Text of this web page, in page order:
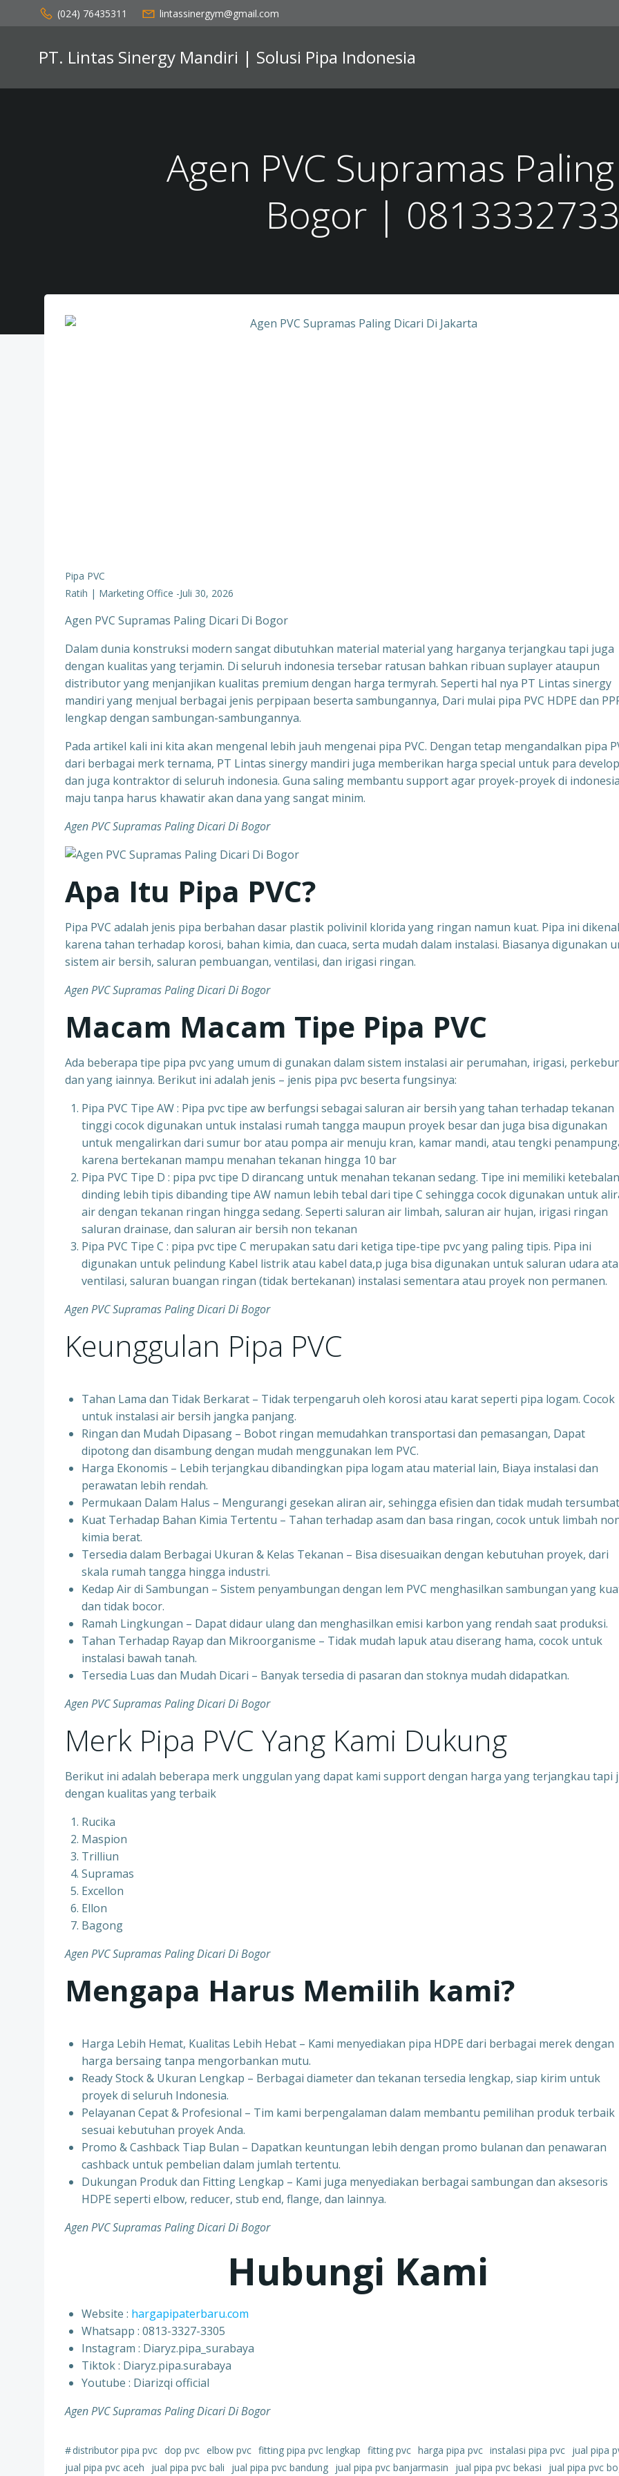
to
(024) 76435311 lintassinergym@gmail.com
PT. Lintas Sinergy Mandiri | Solusi Pipa Indonesia
Agen PVC Supramas
Bogor |
Pipa PVC
Ratih | Marketing Office -Juli 30, 2026
Agen PVC Supramas Paling Dicari Di Bogor
Dalam dunia konstruksi modern sangat dibutuhkan material material yang harganya terjangkau tapi juga
dengan kualitas yang terjamin. Di seluruh indonesia tersebar ratusan bahkan ribuan suplayer ataupun
distributor yang menjanjikan kualitas premium dengan harga termyrah. Seperti hal nya PT Lintas sinergy
mandiri yang menjual berbagai jenis perpipaan beserta sambungannya, Dari mulai pipa PVC HDPE dan
lengkap dengan sambungan-sambungannya.
Pada artikel kali ini kita akan mengenal lebih jauh mengenai pipa PVC. Dengan tetap mengandalkan pipa
dari berbagai merk ternama, PT Lintas sinergy mandiri juga memberikan harga special untuk para
dan juga kontraktor di seluruh indonesia. Guna saling membantu support agar proyek-proyek di
maju tanpa harus khawatir akan dana yang sangat minim.
Agen PVC Supramas Paling Dicari Di Bogor
Apa Itu Pipa PVC?
Pipa PVC adalah jenis pipa berbahan dasar plastik polivinil klorida yang ringan namun kuat. Pipa ini
karena tahan terhadap korosi, bahan kimia, dan cuaca, serta mudah dalam instalasi. Biasanya digunakan
sistem air bersih, saluran pembuangan, ventilasi, dan irigasi ringan.
Agen PVC Supramas Paling Dicari Di Bogor
Macam Macam Tipe Pipa PVC
Ada beberapa tipe pipa pvc yang umum di gunakan dalam sistem instalasi air perumahan, irigasi,
dan yang iainnya. Berikut ini adalah jenis – jenis pipa pvc beserta fungsinya:
Pipa PVC Tipe AW : Pipa pvc tipe aw berfungsi sebagai saluran air bersih yang tahan terhadap tekanan
tinggi cocok digunakan untuk instalasi rumah tangga maupun proyek besar dan juga bisa digunakan
untuk mengalirkan dari sumur bor atau pompa air menuju kran, kamar mandi, atau tengki
karena bertekanan mampu menahan tekanan hingga 10 bar
Pipa PVC Tipe D : pipa pvc tipe D dirancang untuk menahan tekanan sedang. Tipe ini memiliki ketebalan
dinding lebih tipis dibanding tipe AW namun lebih tebal dari tipe C sehingga cocok digunakan untuk
air dengan tekanan ringan hingga sedang. Seperti saluran air limbah, saluran air hujan, irigasi ringan
saluran drainase, dan saluran air bersih non tekanan
Pipa PVC Tipe C : pipa pvc tipe C merupakan satu dari ketiga tipe-tipe pvc yang paling tipis. Pipa ini
digunakan untuk pelindung Kabel listrik atau kabel data,p juga bisa digunakan untuk saluran udara
ventilasi, saluran buangan ringan (tidak bertekanan) instalasi sementara atau proyek non permanen.
Agen PVC Supramas Paling Dicari Di Bogor
Keunggulan Pipa PVC
Tahan Lama dan Tidak Berkarat – Tidak terpengaruh oleh korosi atau karat seperti pipa logam. Cocok
untuk instalasi air bersih jangka panjang.
Ringan dan Mudah Dipasang – Bobot ringan memudahkan transportasi dan pemasangan, Dapat
dipotong dan disambung dengan mudah menggunakan lem PVC.
Harga Ekonomis – Lebih terjangkau dibandingkan pipa logam atau material lain, Biaya instalasi dan
perawatan lebih rendah.
Permukaan Dalam Halus – Mengurangi gesekan aliran air, sehingga efisien dan tidak mudah
Kuat Terhadap Bahan Kimia Tertentu – Tahan terhadap asam dan basa ringan, cocok untuk limbah
kimia berat.
Tersedia dalam Berbagai Ukuran & Kelas Tekanan – Bisa disesuaikan dengan kebutuhan proyek, dari
skala rumah tangga hingga industri.
Kedap Air di Sambungan – Sistem penyambungan dengan lem PVC menghasilkan sambungan yang
dan tidak bocor.
Ramah Lingkungan – Dapat didaur ulang dan menghasilkan emisi karbon yang rendah saat produksi.
Tahan Terhadap Rayap dan Mikroorganisme – Tidak mudah lapuk atau diserang hama, cocok untuk
instalasi bawah tanah.
Tersedia Luas dan Mudah Dicari – Banyak tersedia di pasaran dan stoknya mudah didapatkan.
Agen PVC Supramas Paling Dicari Di Bogor
Merk Pipa PVC Yang Kami Dukung
Berikut ini adalah beberapa merk unggulan yang dapat kami support dengan harga yang terjangkau tapi
dengan kualitas yang terbaik
Rucika
Maspion
Trilliun
Supramas
Excellon
Ellon
Bagong
Agen PVC Supramas Paling Dicari Di Bogor
Mengapa Harus Memilih kami?
Harga Lebih Hemat, Kualitas Lebih Hebat – Kami menyediakan pipa HDPE dari berbagai merek dengan
harga bersaing tanpa mengorbankan mutu.
Ready Stock & Ukuran Lengkap – Berbagai diameter dan tekanan tersedia lengkap, siap kirim untuk
proyek di seluruh Indonesia.
Pelayanan Cepat & Profesional – Tim kami berpengalaman dalam membantu pemilihan produk terbaik
sesuai kebutuhan proyek Anda.
Promo & Cashback Tiap Bulan – Dapatkan keuntungan lebih dengan promo bulanan dan penawaran
cashback untuk pembelian dalam jumlah tertentu.
Dukungan Produk dan Fitting Lengkap – Kami juga menyediakan berbagai sambungan dan aksesoris
HDPE seperti elbow, reducer, stub end, flange, dan lainnya.
Agen PVC Supramas Paling Dicari Di Bogor
Hubungi Kami
Website : hargapipaterbaru.com
Whatsapp : 0813-3327-3305
⁠Instagram : Diaryz.pipa_surabaya
⁠Tiktok : Diaryz.pipa.surabaya
⁠Youtube : Diarizqi official
Agen PVC Supramas Paling Dicari Di Bogor
#distributor pipa pvc dop pvc elbow pvc fitting pipa pvc lengkap fitting pvc harga pipa pvc instalasi pipa pvc jual pipa
jual pipa pvc aceh
jual pipa pvc bali jual pipa pvc bandung jual pipa pvc banjarmasin jual pipa pvc bekasi jual pipa pvc